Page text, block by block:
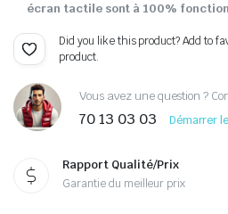
écran tactile sont à 100%
Did you like this product? Add to
product.
Vous avez une question ?
70 13 03 03 Démarrer
Rapport Qualité/Prix
Garantie du meilleur prix